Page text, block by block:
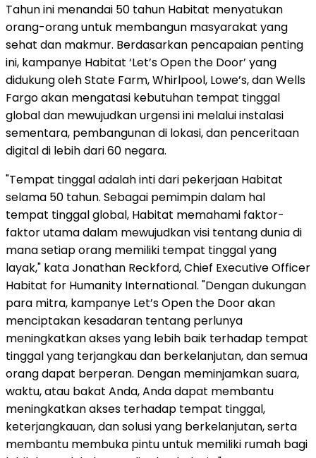
Tahun ini menandai 50 tahun Habitat menyatukan
orang-orang untuk membangun masyarakat yang
sehat dan makmur. Berdasarkan pencapaian penting
ini, kampanye Habitat ‘Let’s Open the Door’ yang
didukung oleh State Farm, Whirlpool, Lowe’s, dan Wells
Fargo akan mengatasi kebutuhan tempat tinggal
global dan mewujudkan urgensi ini melalui instalasi
sementara, pembangunan di lokasi, dan penceritaan
digital di lebih dari 60 negara.
"Tempat tinggal adalah inti dari pekerjaan Habitat
selama 50 tahun. Sebagai pemimpin dalam hal
tempat tinggal global, Habitat memahami faktor-
faktor utama dalam mewujudkan visi tentang dunia di
mana setiap orang memiliki tempat tinggal yang
layak," kata Jonathan Reckford, Chief Executive Officer
Habitat for Humanity International. "Dengan dukungan
para mitra, kampanye Let’s Open the Door akan
menciptakan kesadaran tentang perlunya
meningkatkan akses yang lebih baik terhadap tempat
tinggal yang terjangkau dan berkelanjutan, dan semua
orang dapat berperan. Dengan meminjamkan suara,
waktu, atau bakat Anda, Anda dapat membantu
meningkatkan akses terhadap tempat tinggal,
keterjangkauan, dan solusi yang berkelanjutan, serta
membantu membuka pintu untuk memiliki rumah bagi